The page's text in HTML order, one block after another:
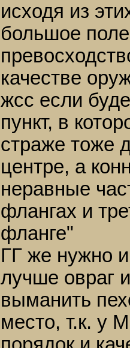
исходя из
большое
качестве
жсс если
пункт, в
страже тоже
центре, а
неравные
флангах и
фланге"
ГГ же нужно
лучше овраг
выманить
место, т.к. у